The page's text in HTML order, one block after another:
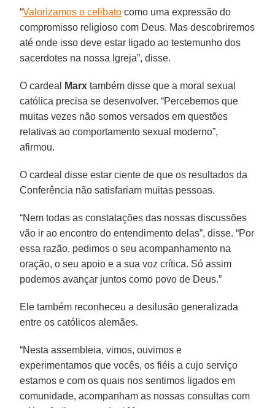
“Valorizamos o celibato como uma expressão do
compromisso religioso com Deus. Mas descobriremos
até onde isso deve estar ligado ao testemunho dos
sacerdotes na nossa Igreja”, disse.
O cardeal Marx também disse que a moral sexual
católica precisa se desenvolver. “Percebemos que
muitas vezes não somos versados em questões
relativas ao comportamento sexual moderno”,
afirmou.
O cardeal disse estar ciente de que os resultados da
Conferência não satisfariam muitas pessoas.
“Nem todas as constatações das nossas discussões
vão ir ao encontro do entendimento delas”, disse. “Por
essa razão, pedimos o seu acompanhamento na
oração, o seu apoio e a sua voz crítica. Só assim
podemos avançar juntos como povo de Deus.”
Ele também reconheceu a desilusão generalizada
entre os católicos alemães.
“Nesta assembleia, vimos, ouvimos e
experimentamos que vocês, os fiéis a cujo serviço
estamos e com os quais nos sentimos ligados em
comunidade, acompanham as nossas consultas com